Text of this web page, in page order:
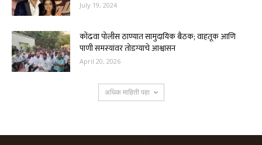
July 19, 2024
कोंढवा पोलीस ठाण्यात सामुदायिक बैठक; वाहतूक आणि
पाणी समस्यांवर तोडग्याचे आश्वासन
April 20, 2026
अधिक माहिती पहा